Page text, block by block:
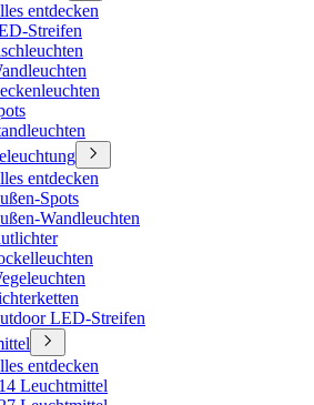
entdecken
Streifen
entdecken
Spots
Wandleuchten
LED-Streifen
entdecken
Leuchtmittel